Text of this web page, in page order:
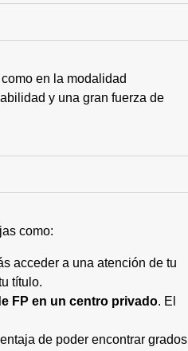
en la modalidad
y una gran fuerza de
como:
acceder a una atención de tu
título.
FP en un centro privado. El
de poder encontrar grados